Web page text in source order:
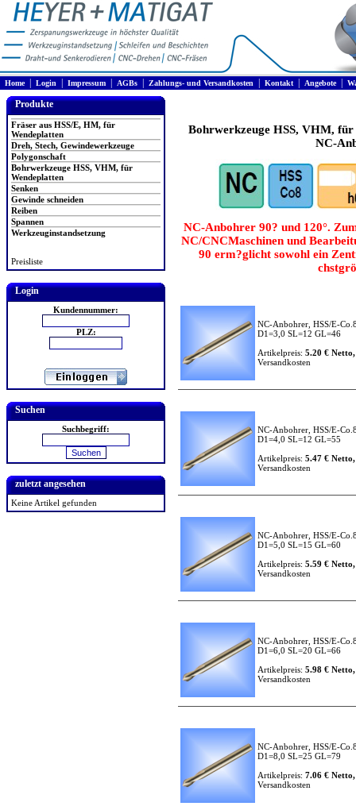
Home| Login Impressum AGBs Zahlungs- und Versandkosten Kontakt| Angebote|
Produkte
Fräser aus HSS/E, HM, für
Wendeplatten
Dreh, Stech, Gewindewerkzeuge
Polygonschaft
Bohrwerkzeuge HSS, VHM, für
Wendeplatten
Senken
Gewinde schneiden
Reiben
Spannen
Werkzeuginstandsetzung
Preisliste
Login
Kundennummer:
PLZ:
Suchen
Suchbegriff:
zuletzt angesehen
Keine Artikel gefunden
Bohrwerkzeuge HSS, VHM, für
NC-
NC-Anbohrer 90? und 120°.
NC/CNCMaschinen und
90 erm?glicht sowohl ein
NC-Anbohrer, HSS/E-
D1=3,0 SL=12 GL=46
Artikelpreis: 5.20 €
Versandkosten
NC-Anbohrer, HSS/E-
D1=4,0 SL=12 GL=55
Artikelpreis: 5.47 €
Versandkosten
NC-Anbohrer, HSS/E-
D1=5,0 SL=15 GL=60
Artikelpreis: 5.59 €
Versandkosten
NC-Anbohrer, HSS/E-
D1=6,0 SL=20 GL=66
Artikelpreis: 5.98 €
Versandkosten
NC-Anbohrer, HSS/E-
D1=8,0 SL=25 GL=79
Artikelpreis: 7.06 €
Versandkosten